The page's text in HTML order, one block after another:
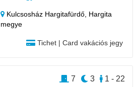
Kulcsosház Hargitafürdő, Hargita
megye
Tichet | Card vakációs jegy
1 - 22
3
7